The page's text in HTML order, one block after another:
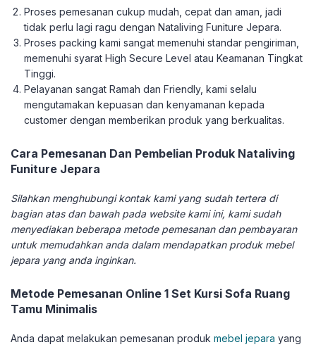
Proses pemesanan cukup mudah, cepat dan aman, jadi
tidak perlu lagi ragu dengan Nataliving Funiture Jepara.
Proses packing kami sangat memenuhi standar pengiriman,
memenuhi syarat High Secure Level atau Keamanan Tingkat
Tinggi.
Pelayanan sangat Ramah dan Friendly, kami selalu
mengutamakan kepuasan dan kenyamanan kepada
customer dengan memberikan produk yang berkualitas.
Cara Pemesanan Dan Pembelian Produk Nataliving
Funiture Jepara
Silahkan menghubungi kontak kami yang sudah tertera di
bagian atas dan bawah pada website kami ini, kami sudah
menyediakan beberapa metode pemesanan dan pembayaran
untuk memudahkan anda dalam mendapatkan produk mebel
jepara yang anda inginkan.
Metode Pemesanan Online 1 Set Kursi Sofa Ruang
Tamu Minimalis
Anda dapat melakukan pemesanan produk mebel jepara yang